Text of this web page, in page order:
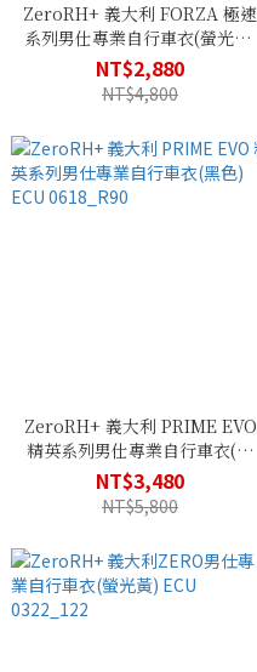
ZeroRH+ 義大利 FORZA 極速
系列男仕專業自行車衣(螢光黃)
ECU 0621_94G
NT$2,880
NT$4,800
ZeroRH+ 義大利 PRIME EVO
精英系列男仕專業自行車衣(黑
色) ECU 0618_R90
NT$3,480
NT$5,800